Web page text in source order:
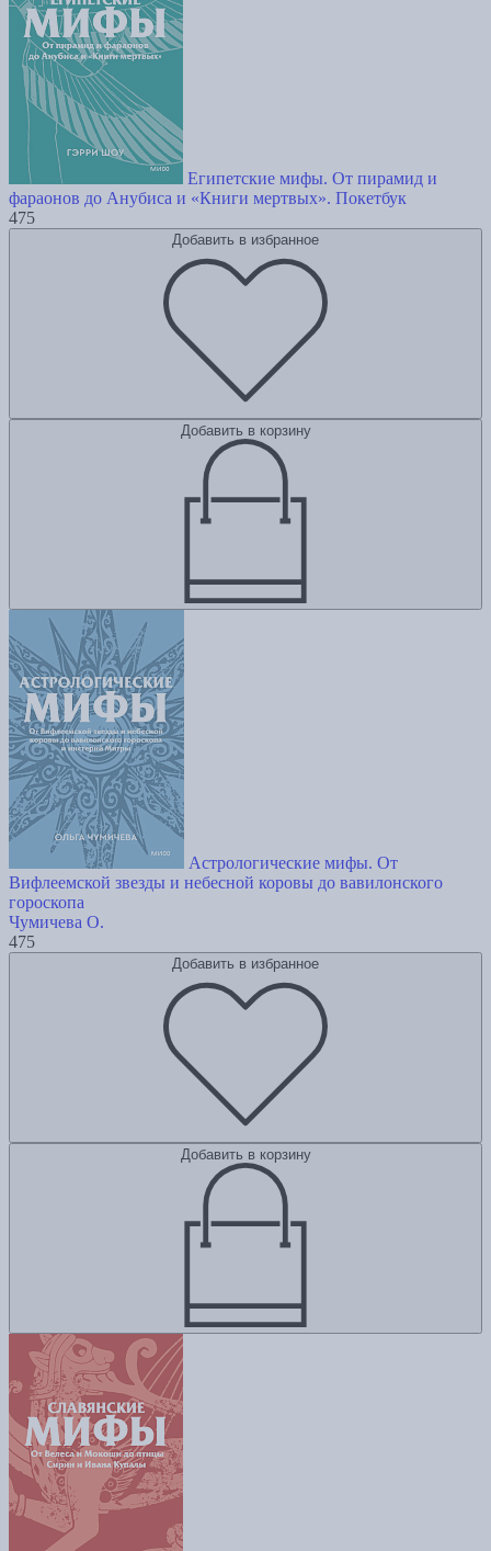
Египетские мифы. От пирамид и
фараонов до Анубиса и «Книги мертвых». Покетбук
475
Добавить в избранное
Добавить в корзину
Астрологические мифы. От
Вифлеемской звезды и небесной коровы до вавилонского
гороскопа
Чумичева О.
475
Добавить в избранное
Добавить в корзину